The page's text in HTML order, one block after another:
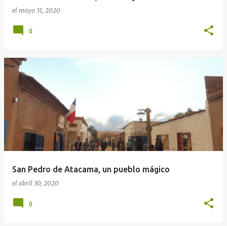
el mayo 31, 2020
0
San Pedro de Atacama, un pueblo mágico
el abril 30, 2020
0